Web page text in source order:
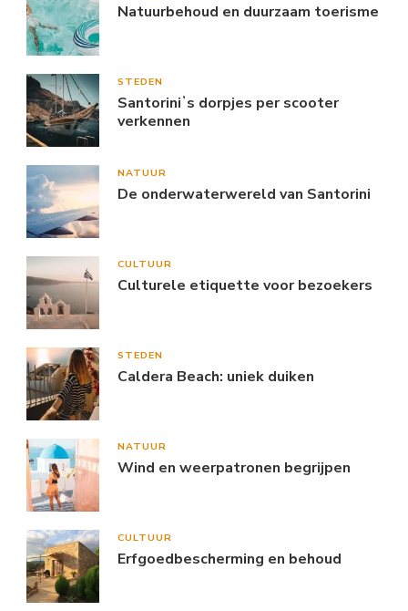
Natuurbehoud en duurzaam toerisme
STEDEN
Santoriniʼs dorpjes per scooter
verkennen
NATUUR
De onderwaterwereld van Santorini
CULTUUR
Culturele etiquette voor bezoekers
STEDEN
Caldera Beach: uniek duiken
NATUUR
Wind en weerpatronen begrijpen
CULTUUR
Erfgoedbescherming en behoud